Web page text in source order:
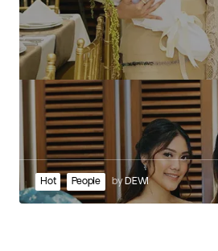
Hot People by DEWI